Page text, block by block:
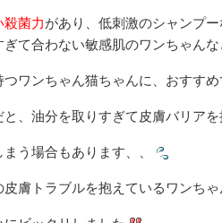
殺菌力があり、低刺激のシャンプ
て合わない敏感肌のワンちゃん
ワンちゃん猫ちゃんに、おすす
、油分を取りすぎて皮膚バリア
う場合もあります、、
膚トラブルを抱えているワンち